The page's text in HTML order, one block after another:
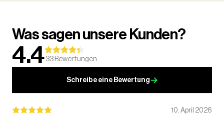
Was sagen unsere Kunden?
4.4 33 Bewertungen
Schreibe eine Bewertung
10. April 2026